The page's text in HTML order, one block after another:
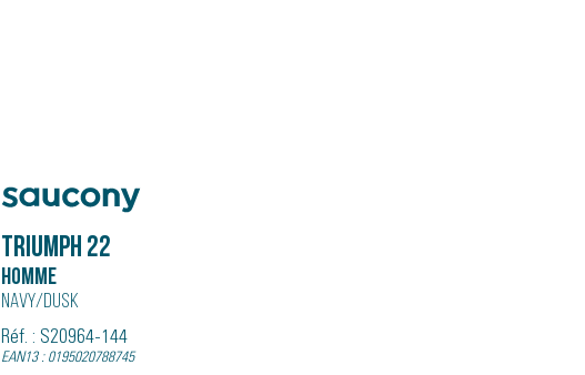
Saucony
TRIUMPH 22
Homme
Navy/dusk
Réf. : S20964-144
EAN13 : 0195020788745